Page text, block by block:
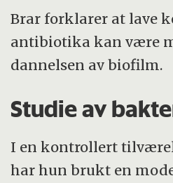
Brar forklarer at lave
antibiotika kan være
dannelsen av biofilm.
Studie av
I en kontrollert
har hun brukt en